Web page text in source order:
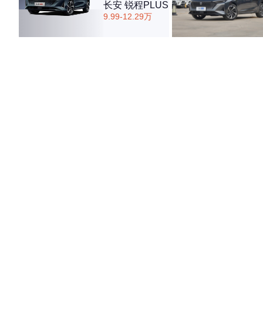
长安 锐程PLUS
9.99-12.29万